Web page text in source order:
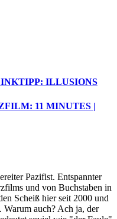
ILLUSIONS
11 MINUTES |
Pazifist. Entspannter
und von Buchstaben in
Scheiß hier seit 2000 und
Warum auch? Ach ja, der